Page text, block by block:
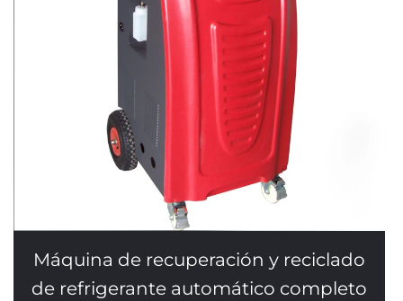
Máquina de recuperación y reciclado
de refrigerante automático completo